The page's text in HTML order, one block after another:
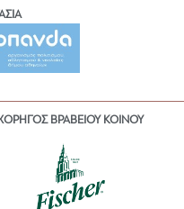
ΒΡΑΒΕΙΟΥ ΚΟΙΝΟΥ